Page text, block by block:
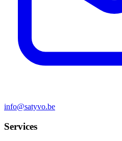
info@satyvo.be
Services